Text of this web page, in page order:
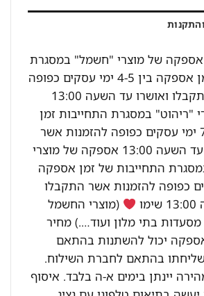
של מוצרי "חשמל" במסגרת
התחייבות של זמן אספקה בין 4-5 ימי עסקים כפופה
להזמנות אשר התקבלו ואושרו עד השעה 13:00
במסגרת התחייבות זמן
בין 7-14 ימי עסקים כפופה להזמנות אשר
התקבלו ואושרו עד השעה 13:00 אספקה של מוצרי
התחייבות של זמן אספקה
כפופה להזמנות אשר התקבלו
(מוצרי החשמל
בתי מלון ועוד….) מחיר
יכול להשתנות בהתאם
בהתאם לחברת השילוח.
יינתן בימים א-ה בלבד. איסוף